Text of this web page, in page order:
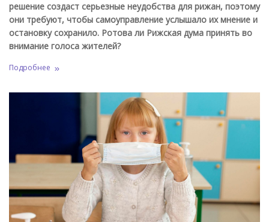
решение создаст серьезные неудобства для рижан, поэтому
они требуют, чтобы самоуправление услышало их мнение и
остановку сохранило. Ротова ли Рижская дума принять во
внимание голоса жителей?
Подробнее